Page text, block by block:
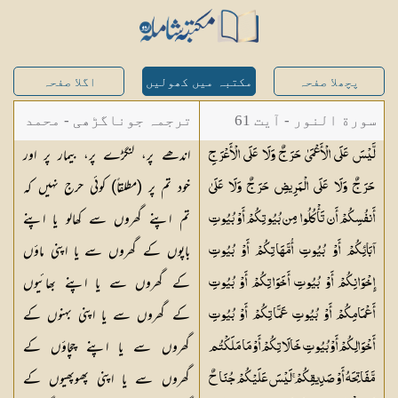
پچھلا صفحہ مکتبہ میں کھولیں اگلا صفحہ
سورة النور - آیت 61
لَّيْسَ عَلَى الْأَعْمَىٰ حَرَجٌ وَلَا عَلَى الْأَعْرَجِ
حَرَجٌ وَلَا عَلَى الْمَرِيضِ حَرَجٌ وَلَا عَلَىٰ
أَنفُسِكُمْ أَن تَأْكُلُوا مِن بُيُوتِكُمْ أَوْ بُيُوتِ
آبَائِكُمْ أَوْ بُيُوتِ أُمَّهَاتِكُمْ أَوْ بُيُوتِ
إِخْوَانِكُمْ أَوْ بُيُوتِ أَخَوَاتِكُمْ أَوْ بُيُوتِ
أَعْمَامِكُمْ أَوْ بُيُوتِ عَمَّاتِكُمْ أَوْ بُيُوتِ
أَخْوَالِكُمْ أَوْ بُيُوتِ خَالَاتِكُمْ أَوْ مَا مَلَكْتُم
مَّفَاتِحَهُ أَوْ صَدِيقِكُمْ ۚ لَيْسَ عَلَيْكُمْ جُنَاحٌ
ترجمہ جوناگڑھی - محمد
جونا گڑھی
اندھے پر، لنگڑے پر، بیمار پر اور
خود تم پر (مطلقاً) کوئی حرج نہیں کہ
تم اپنے گھروں سے کھالو یا اپنے
باپوں کے گھروں سے یا اپنی ماؤں
کے گھروں سے یا اپنے بھائیوں
کے گھروں سے یا اپنی بہنوں کے
گھروں سے یا اپنے چچاؤں کے
گھروں سے یا اپنی پھوپھیوں کے